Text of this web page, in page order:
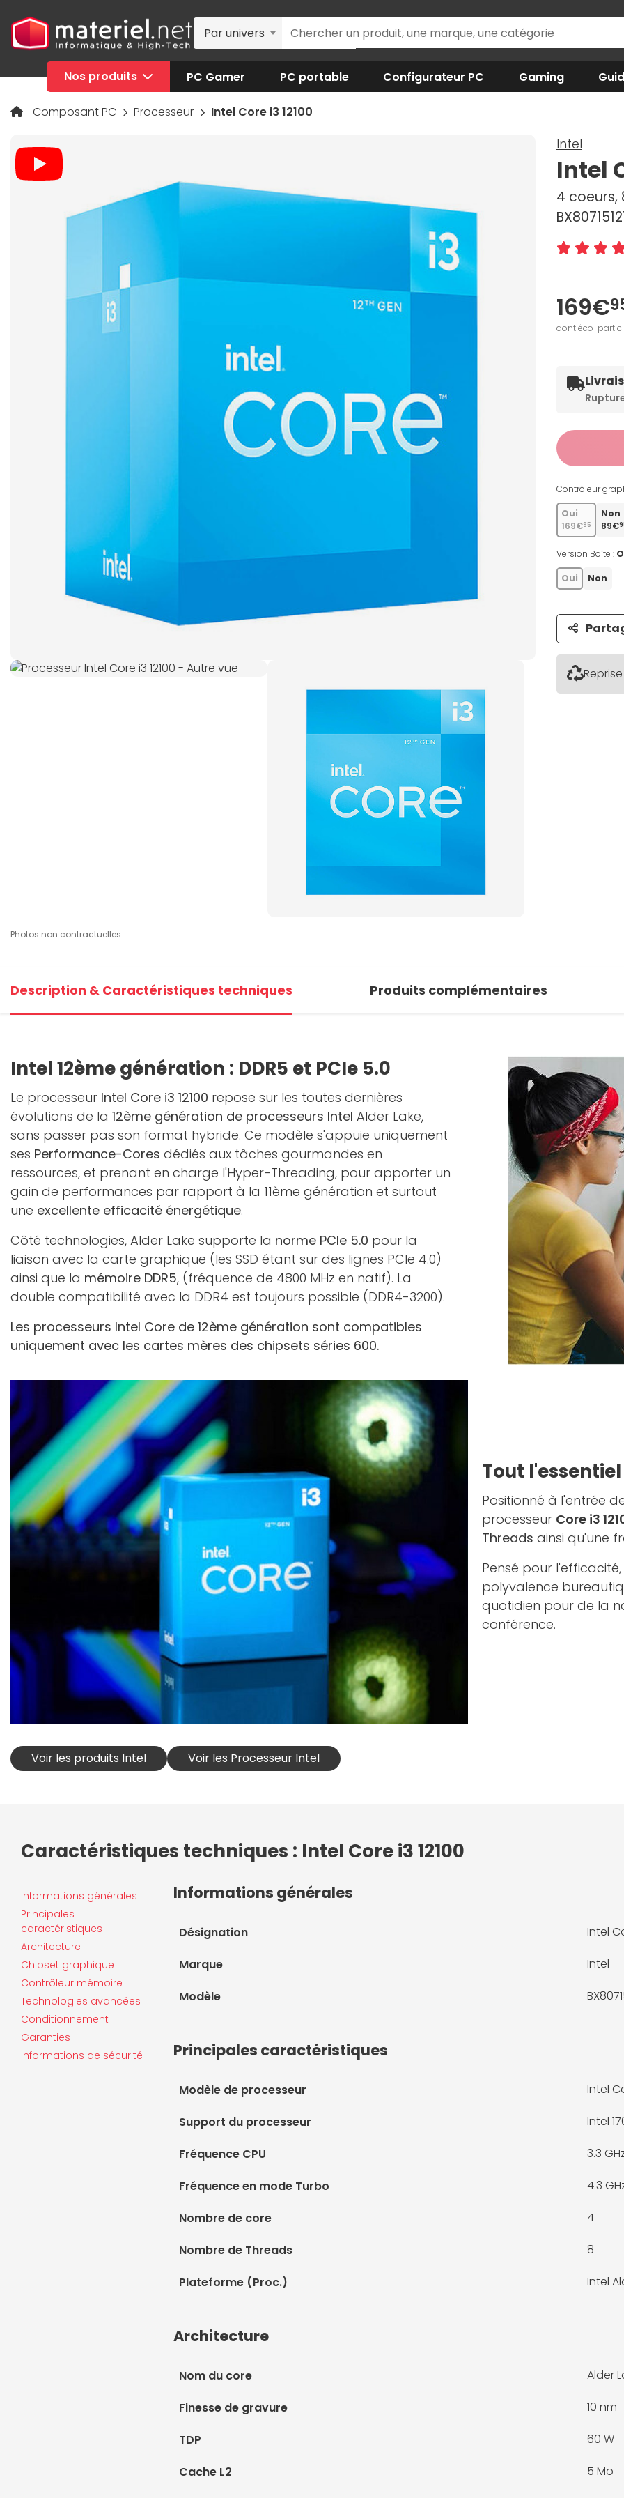
Par univers
Nos produits PC Gamer PC portable Configurateur PC Gaming
Composant PC Processeur Intel Core i3 12100
Photos non contractuelles
Intel
Intel
4 coeurs,
169€
dont éco-
Contrôleur
Oui
169€95
Non
89€
Version Boîte :
Oui Non
Description & Caractéristiques techniques Produits complémentaires
Intel 12ème génération : DDR5 et PCIe 5.0
Le processeur Intel Core i3 12100 repose sur les toutes dernières
évolutions de la 12ème génération de processeurs Intel Alder Lake,
sans passer pas son format hybride. Ce modèle s'appuie uniquement
ses Performance-Cores dédiés aux tâches gourmandes en
ressources, et prenant en charge l'Hyper-Threading, pour apporter un
gain de performances par rapport à la 11ème génération et surtout
une excellente efficacité énergétique.
Côté technologies, Alder Lake supporte la norme PCIe 5.0 pour la
liaison avec la carte graphique (les SSD étant sur des lignes PCIe 4.0)
ainsi que la mémoire DDR5, (fréquence de 4800 MHz en natif). La
double compatibilité avec la DDR4 est toujours possible (DDR4-3200).
Les processeurs Intel Core de 12ème génération sont compatibles
uniquement avec les cartes mères des chipsets séries 600.
Tout
Positionné à l'entrée
processeur Core i3
Threads ainsi qu'une
Pensé pour
polyvalence
quotidien pour de la
conférence.
Voir les produits Intel Voir les Processeur Intel
Caractéristiques techniques : Intel Core i3 12100
Informations générales
Principales
caractéristiques
Architecture
Chipset graphique
Contrôleur mémoire
Technologies avancées
Conditionnement
Garanties
Informations de sécurité
Informations générales
Désignation Intel
Marque Intel
Modèle
Principales caractéristiques
Modèle de processeur Intel
Support du processeur Intel
Fréquence CPU 3.3
Fréquence en mode Turbo 4.3
Nombre de core 4
Nombre de Threads 8
Plateforme (Proc.) Intel
Architecture
Nom du core Alder
Finesse de gravure 10 nm
TDP 60 W
Cache L2 5 Mo